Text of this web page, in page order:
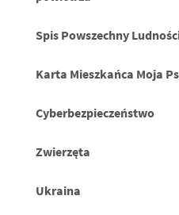
Spis Powszechny
Karta Mieszkańca Moja
Cyberbezpieczeństwo
Zwierzęta
Ukraina